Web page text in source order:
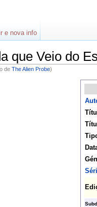
que Veio do
de The Alien Probe)
e nova info